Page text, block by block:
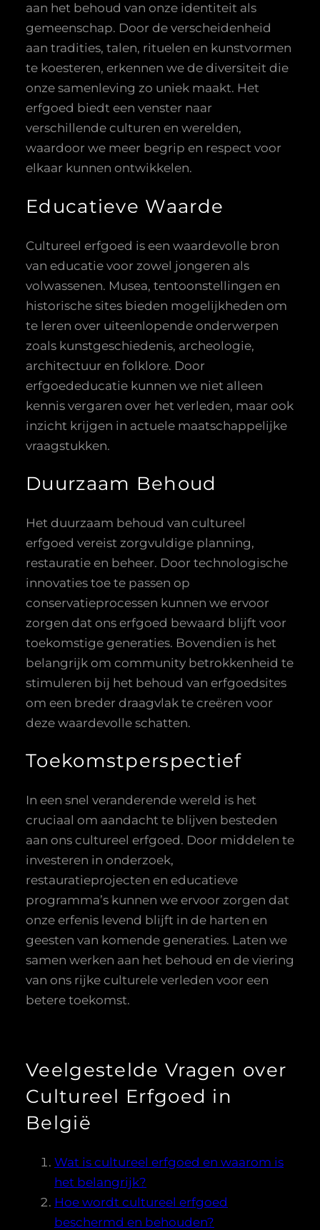
aan het behoud van onze identiteit als
gemeenschap. Door de verscheidenheid
aan tradities, talen, rituelen en kunstvormen
te koesteren, erkennen we de diversiteit die
onze samenleving zo uniek maakt. Het
erfgoed biedt een venster naar
verschillende culturen en werelden,
waardoor we meer begrip en respect voor
elkaar kunnen ontwikkelen.
Educatieve Waarde
Cultureel erfgoed is een waardevolle bron
van educatie voor zowel jongeren als
volwassenen. Musea, tentoonstellingen en
historische sites bieden mogelijkheden om
te leren over uiteenlopende onderwerpen
zoals kunstgeschiedenis, archeologie,
architectuur en folklore. Door
erfgoededucatie kunnen we niet alleen
kennis vergaren over het verleden, maar ook
inzicht krijgen in actuele maatschappelijke
vraagstukken.
Duurzaam Behoud
Het duurzaam behoud van cultureel
erfgoed vereist zorgvuldige planning,
restauratie en beheer. Door technologische
innovaties toe te passen op
conservatieprocessen kunnen we ervoor
zorgen dat ons erfgoed bewaard blijft voor
toekomstige generaties. Bovendien is het
belangrijk om community betrokkenheid te
stimuleren bij het behoud van erfgoedsites
om een breder draagvlak te creëren voor
deze waardevolle schatten.
Toekomstperspectief
In een snel veranderende wereld is het
cruciaal om aandacht te blijven besteden
aan ons cultureel erfgoed. Door middelen te
investeren in onderzoek,
restauratieprojecten en educatieve
programma’s kunnen we ervoor zorgen dat
onze erfenis levend blijft in de harten en
geesten van komende generaties. Laten we
samen werken aan het behoud en de viering
van ons rijke culturele verleden voor een
betere toekomst.
Veelgestelde Vragen over
Cultureel Erfgoed in
België
Wat is cultureel erfgoed en waarom is
het belangrijk?
Hoe wordt cultureel erfgoed
beschermd en behouden?